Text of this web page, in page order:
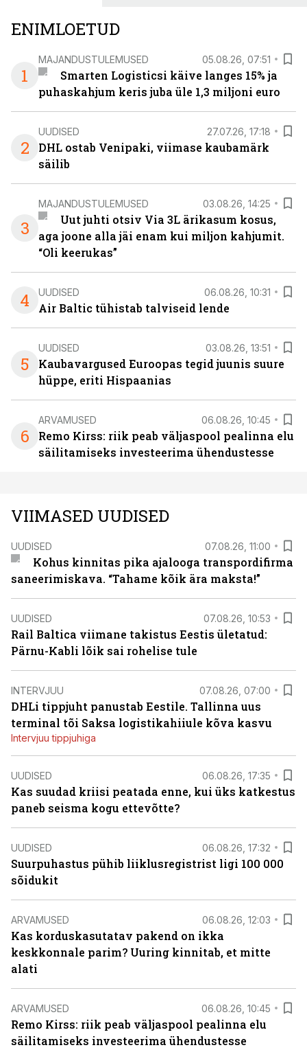
ENIMLOETUD
1
MAJANDUSTULEMUSED 05.08.26, 07:51
Smarten Logisticsi käive langes 15% ja
puhaskahjum keris juba üle 1,3 miljoni euro
2
UUDISED 27.07.26, 17:18
DHL ostab Venipaki, viimase kaubamärk
säilib
3
MAJANDUSTULEMUSED 03.08.26, 14:25
Uut juhti otsiv Via 3L ärikasum kosus,
aga joone alla jäi enam kui miljon kahjumit.
“Oli keerukas”
4 UUDISED 06.08.26, 10:31
Air Baltic tühistab talviseid lende
5
UUDISED 03.08.26, 13:51
Kaubavargused Euroopas tegid juunis suure
hüppe, eriti Hispaanias
6
ARVAMUSED 06.08.26, 10:45
Remo Kirss: riik peab väljaspool pealinna elu
säilitamiseks investeerima ühendustesse
VIIMASED UUDISED
UUDISED 07.08.26, 11:00
Kohus kinnitas pika ajalooga transpordifirma
saneerimiskava. “Tahame kõik ära maksta!”
UUDISED 07.08.26, 10:53
Rail Baltica viimane takistus Eestis ületatud:
Pärnu-Kabli lõik sai rohelise tule
INTERVJUU 07.08.26, 07:00
DHLi tippjuht panustab Eestile. Tallinna uus
terminal tõi Saksa logistikahiiule kõva kasvu
Intervjuu tippjuhiga
UUDISED 06.08.26, 17:35
Kas suudad kriisi peatada enne, kui üks katkestus
paneb seisma kogu ettevõtte?
UUDISED 06.08.26, 17:32
Suurpuhastus pühib liiklusregistrist ligi 100 000
sõidukit
ARVAMUSED 06.08.26, 12:03
Kas korduskasutatav pakend on ikka
keskkonnale parim? Uuring kinnitab, et mitte
alati
ARVAMUSED 06.08.26, 10:45
Remo Kirss: riik peab väljaspool pealinna elu
säilitamiseks investeerima ühendustesse